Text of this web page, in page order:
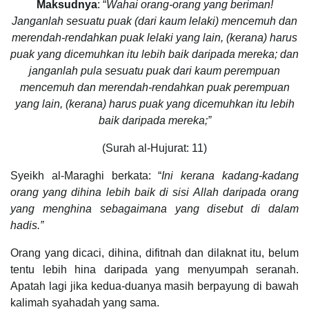
Maksudnya: “Wahai orang-orang yang beriman!
Janganlah sesuatu puak (dari kaum lelaki) mencemuh dan
merendah-rendahkan puak lelaki yang lain, (kerana) harus
puak yang dicemuhkan itu lebih baik daripada mereka; dan
janganlah pula sesuatu puak dari kaum perempuan
mencemuh dan merendah-rendahkan puak perempuan
yang lain, (kerana) harus puak yang dicemuhkan itu lebih
baik daripada mereka;”
(Surah al-Hujurat: 11)
Syeikh al-Maraghi berkata: “Ini kerana kadang-kadang
orang yang dihina lebih baik di sisi Allah daripada orang
yang menghina sebagaimana yang disebut di dalam
hadis.”
Orang yang dicaci, dihina, difitnah dan dilaknat itu, belum
tentu lebih hina daripada yang menyumpah seranah.
Apatah lagi jika kedua-duanya masih berpayung di bawah
kalimah syahadah yang sama.